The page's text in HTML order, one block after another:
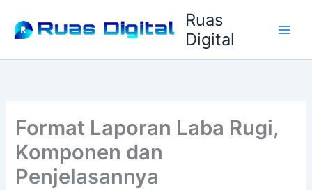
konten
Ruas
Digital
Format Laporan Laba Rugi,
Komponen dan
Penjelasannya